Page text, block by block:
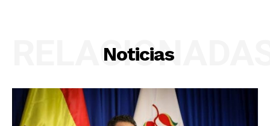
Noticias